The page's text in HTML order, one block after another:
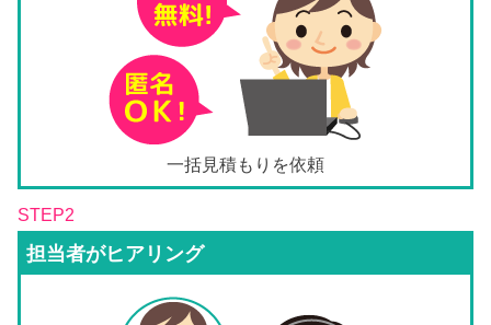
一括見積もりを依頼
STEP2
担当者がヒアリング